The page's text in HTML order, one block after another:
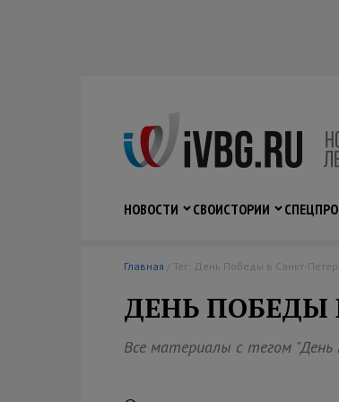
НОВОСТИ
СВОИСТОРИИ
Главная / Тег: День Победы в Санкт-
ДЕНЬ ПОБЕДЫ
Все материалы с тегом